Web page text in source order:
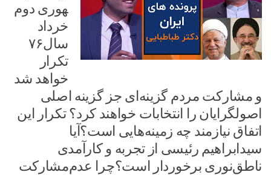
هوری دوم
خرداد
سال۷۶
تکرار
خواهد شد
و مشارکت مردم گزینه‌ای جز گزینه اصلی
اصولگرایان را انتخابات خواهند کرد؟ تکرار این
اتفاق نیازمند چه زمینه‌هایی است؟آیا
سید‌ابراهیم رئیسی از تجربه و کارآمدی
ناطق‌نوری برخوردار است؟چرا عدم‌مشارکت